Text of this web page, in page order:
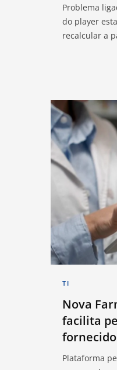
Problema
do player
recalcular a
TI
Nova
facilita
Plataforma